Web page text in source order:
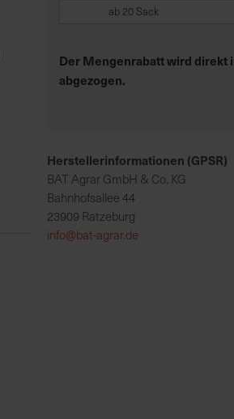
ab 20 Sack
Der Mengenrabatt wird direkt
abgezogen.
Herstellerinformationen (GPSR)
BAT Agrar GmbH & Co. KG
Bahnhofsallee 44
23909 Ratzeburg
info@bat-agrar.de